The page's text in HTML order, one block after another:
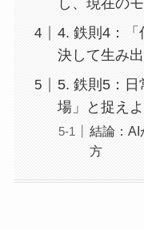
し、現在の
4. 鉄則4：「
決して生み
5. 鉄則5：日
場」と捉えよ
結論：AI
方